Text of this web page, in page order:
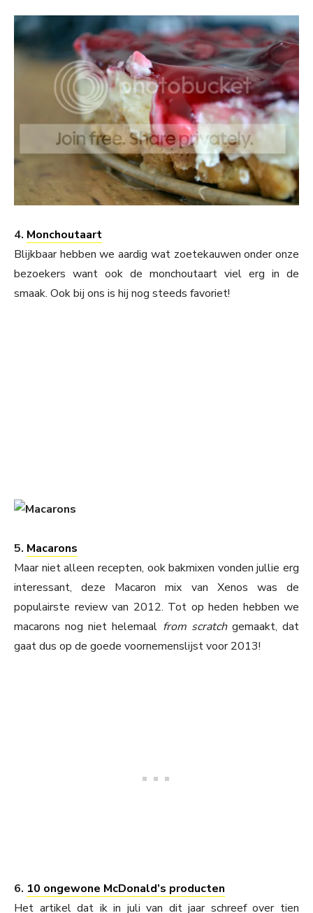
4. Monchoutaart
Blijkbaar hebben we aardig wat zoetekauwen onder onze
bezoekers want ook de monchoutaart viel erg in de
smaak. Ook bij ons is hij nog steeds favoriet!
5. Macarons
Maar niet alleen recepten, ook bakmixen vonden jullie erg
interessant, deze Macaron mix van Xenos was de
populairste review van 2012. Tot op heden hebben we
macarons nog niet helemaal from scratch gemaakt, dat
gaat dus op de goede voornemenslijst voor 2013!
6. 10 ongewone McDonald’s producten
Het artikel dat ik in juli van dit jaar schreef over tien